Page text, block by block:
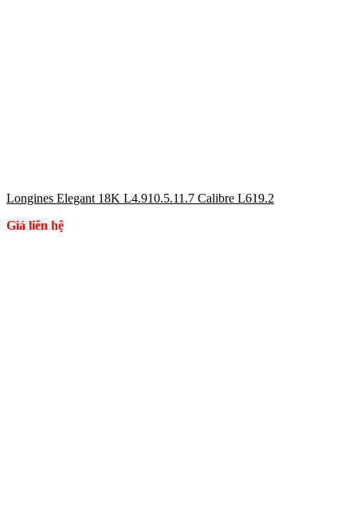
Longines Elegant 18K L4.910.5.11.7 Calibre L619.2
Giá liên hệ